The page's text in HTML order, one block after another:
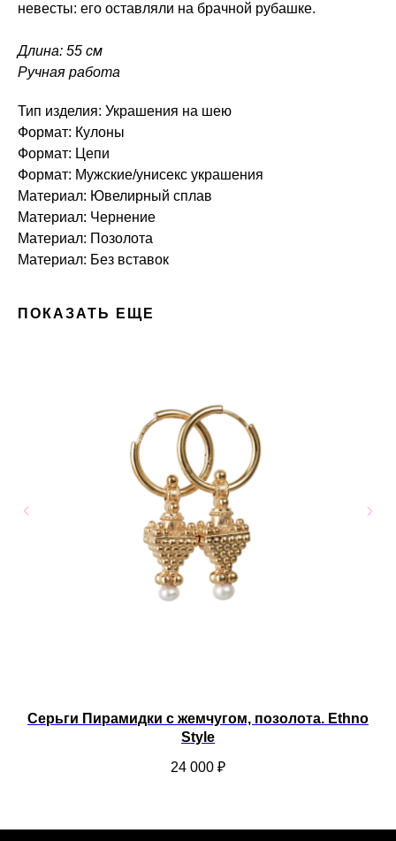
невесты: его оставляли на брачной рубашке.
Длина: 55 см
Ручная работа
Тип изделия: Украшения на шею
Формат: Кулоны
Формат: Цепи
Формат: Мужские/унисекс украшения
Материал: Ювелирный сплав
Материал: Чернение
Материал: Позолота
Материал: Без вставок
ПОКАЗАТЬ ЕЩЕ
Серьги Пирамидки с жемчугом, позолота. Ethno
Style
24 000 ₽